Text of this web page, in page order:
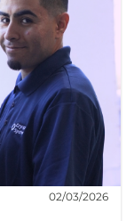
02/03/2026